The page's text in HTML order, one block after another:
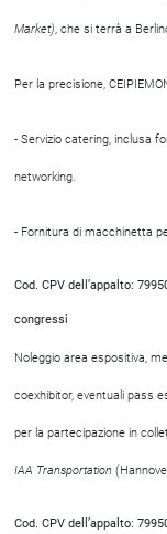
Market), che si terrà a
Per la precisione,
- Servizio catering, inclusa
networking.
- Fornitura di macchinetta
Cod. CPV dell’appalto:
congressi
Noleggio area espositiva,
coexhibitor, eventuali pass
per la partecipazione in
IAA Transportation
Cod. CPV dell’appalto: